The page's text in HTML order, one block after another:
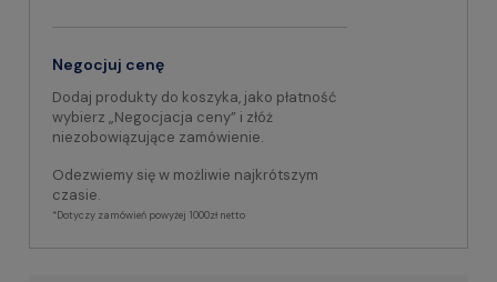
Negocjuj cenę
Dodaj produkty do koszyka, jako płatność
wybierz „Negocjacja ceny” i złóż
niezobowiązujące zamówienie.
Odezwiemy się w możliwie najkrótszym
czasie.
*Dotyczy zamówień powyżej 1000zł netto